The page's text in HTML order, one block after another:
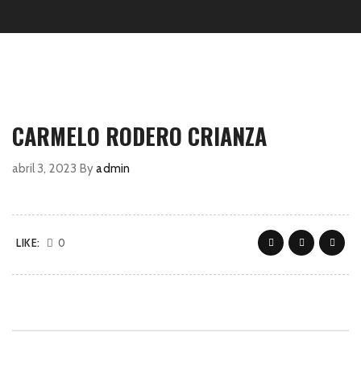
CARMELO RODERO CRIANZA
abril 3, 2023 Byadmin
LIKE: 0